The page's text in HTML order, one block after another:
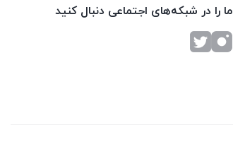
ما را در شبکه‌های اجتماعی دنبال کنید